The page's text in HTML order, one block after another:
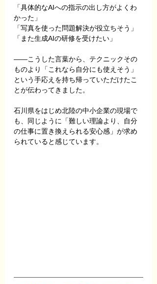
「具体的なAIへの指示の出し方がよくわ
かった」
「写真を使った問題解決が役立ちそう」
「また生成AIの研修を受けたい」
――こうした言葉から、テクニックその
ものより「これなら自分にも使えそう」
という手応えを持ち帰っていただけたこ
とが伝わってきました。
石川県をはじめ北陸の中小企業の現場で
も、同じように「難しい理論より、自分
の仕事に置き換えられる安心感」が求め
られていると感じています。